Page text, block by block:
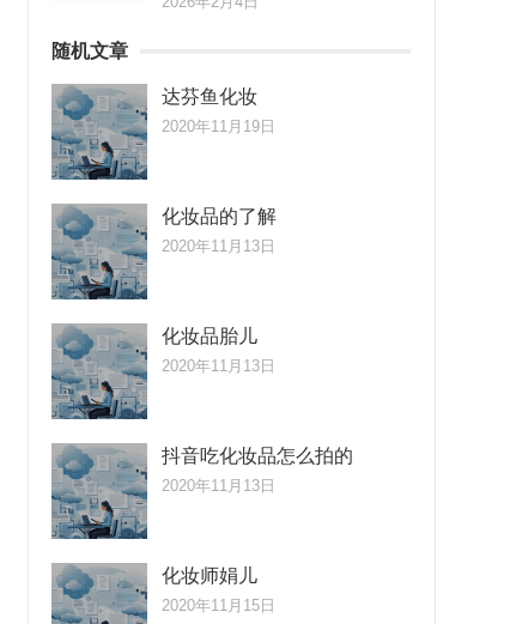
随机文章
达芬鱼化妆
2020年11月19日
化妆品的了解
2020年11月13日
化妆品胎儿
2020年11月13日
抖音吃化妆品怎么拍的
2020年11月13日
化妆师娟儿
2020年11月15日